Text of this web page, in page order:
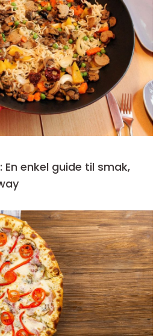
En enkel guide til smak,